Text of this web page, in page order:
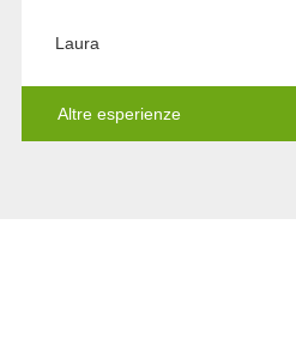
Laura
Altre esperienze